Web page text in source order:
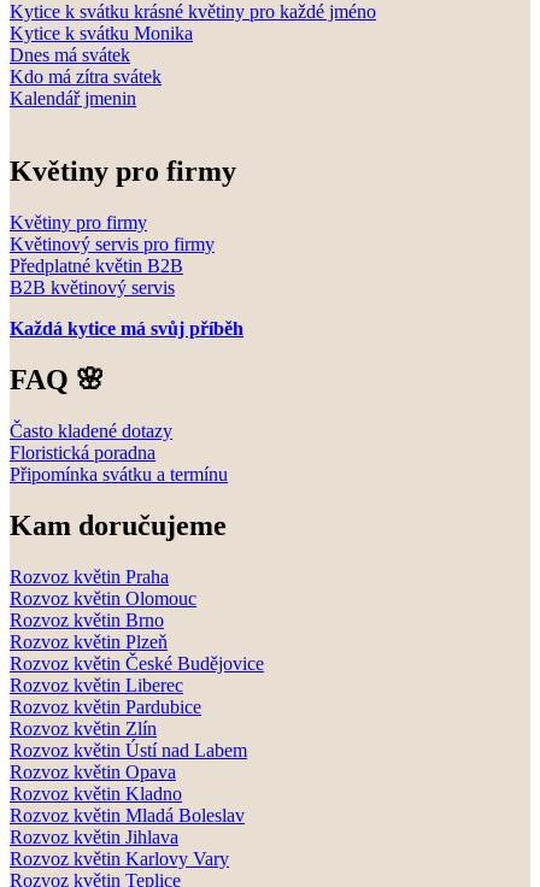
Kytice k svátku krásné květiny pro každé jméno
Kytice k svátku Monika
Dnes má svátek
Kdo má zítra svátek
Kalendář jmenin
Květiny pro firmy
Květiny pro firmy
Květinový servis pro firmy
Předplatné květin B2B
B2B květinový servis
Každá kytice má svůj příběh
FAQ 🌸
Často kladené dotazy
Floristická poradna
Připomínka svátku a termínu
Kam doručujeme
Rozvoz květin Praha
Rozvoz květin Olomouc
Rozvoz květin Brno
Rozvoz květin Plzeň
Rozvoz květin České Budějovice
Rozvoz květin Liberec
Rozvoz květin Pardubice
Rozvoz květin Zlín
Rozvoz květin Ústí nad Labem
Rozvoz květin Opava
Rozvoz květin Kladno
Rozvoz květin Mladá Boleslav
Rozvoz květin Jihlava
Rozvoz květin Karlovy Vary
Rozvoz květin Teplice